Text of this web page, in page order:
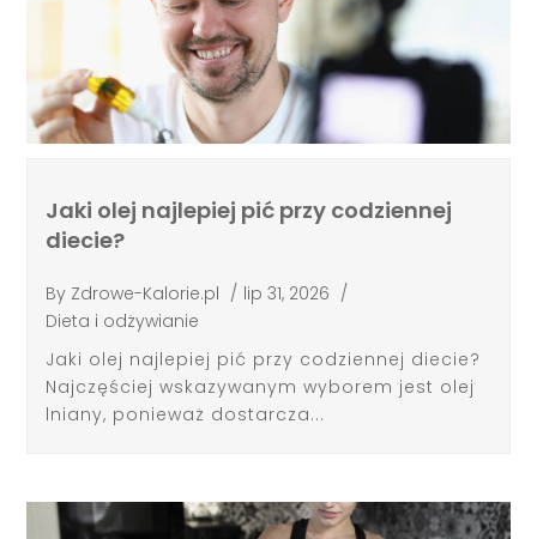
Jaki olej najlepiej pić przy codziennej
diecie?
By Zdrowe-Kalorie.pl / lip 31, 2026 /
Dieta i odżywianie
Jaki olej najlepiej pić przy codziennej diecie?
Najczęściej wskazywanym wyborem jest olej
lniany, ponieważ dostarcza...